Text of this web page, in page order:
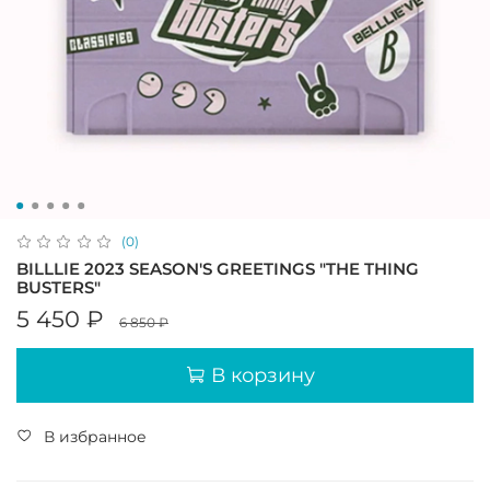
(0)
BILLLIE 2023 SEASON'S GREETINGS "THE THING
BUSTERS"
5 450 ₽ 6 850 ₽
В корзину
В избранное